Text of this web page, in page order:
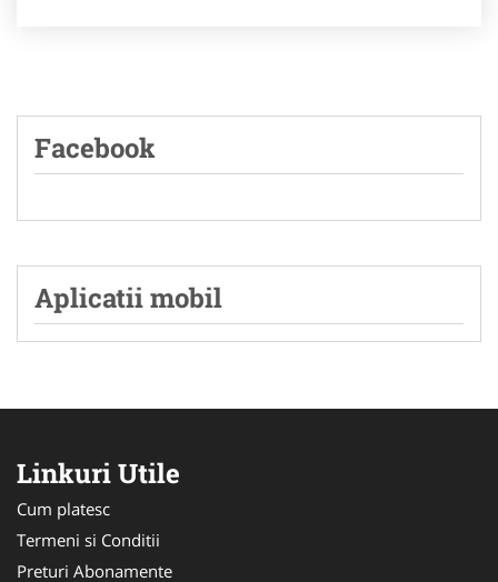
Facebook
Aplicatii mobil
Linkuri Utile
Cum platesc
Termeni si Conditii
Preturi Abonamente